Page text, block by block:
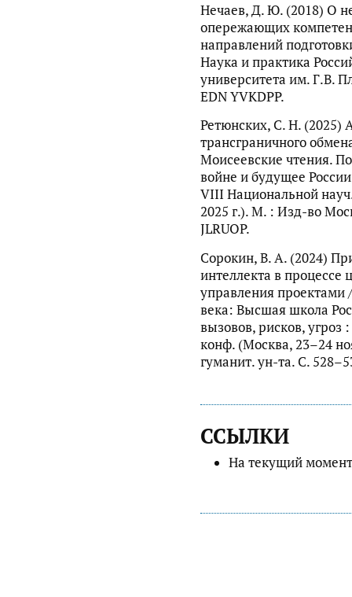
Нечаев, Д. Ю. (2018) О
опережающих
направлений
Наука и практика
университета им. Г.В.
EDN YVKDPP.
Ретюнских, С. Н. (2025)
трансграничного
Моисеевские чтения.
войне и будущее
VIII Национальной
2025 г.). М. : Изд-во
JLRUOP.
Сорокин, В. А. (2024)
интеллекта в
управления
века: Высшая школа
вызовов, рисков,
конф. (Москва, 23–24
гуманит. ун-та. С.
ССЫЛКИ
На текущий